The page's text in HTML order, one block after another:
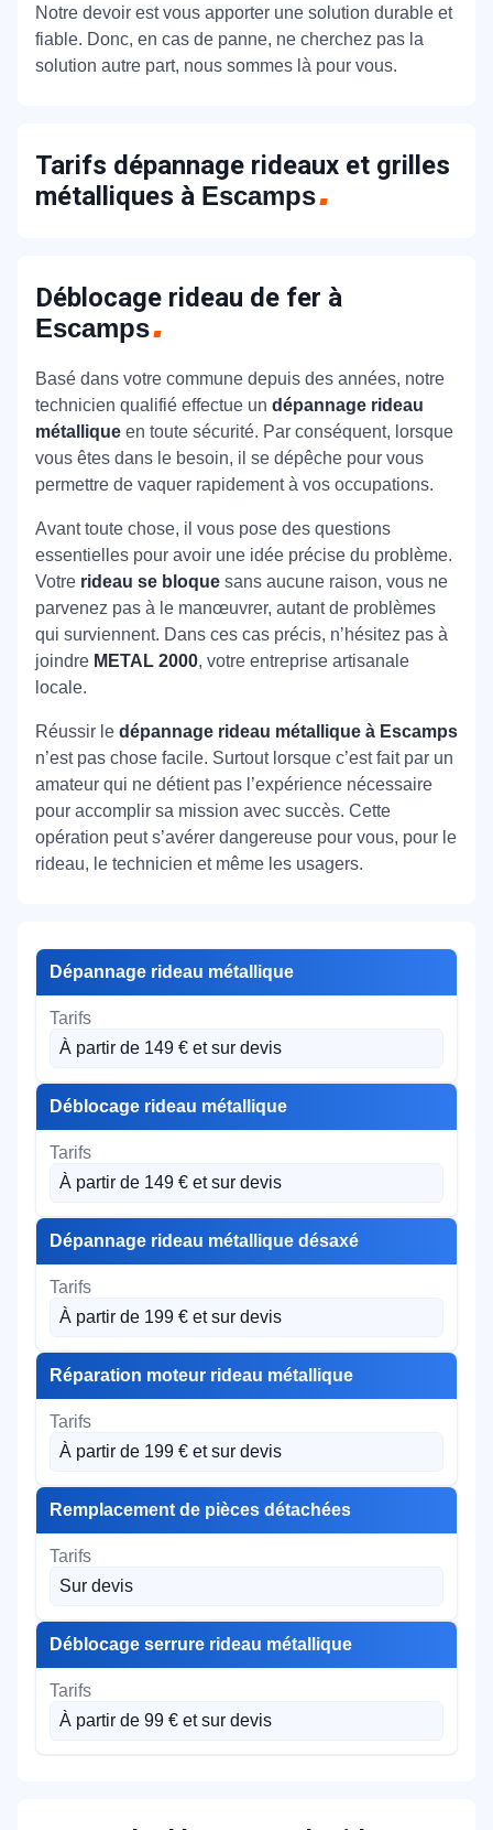
Notre devoir est vous apporter une solution durable et
fiable. Donc, en cas de panne, ne cherchez pas la
solution autre part, nous sommes là pour vous.
Tarifs dépannage rideaux et grilles
métalliques à Escamps
Déblocage rideau de fer à
Escamps
Basé dans votre commune depuis des années, notre
technicien qualifié effectue un dépannage rideau
métallique en toute sécurité. Par conséquent, lorsque
vous êtes dans le besoin, il se dépêche pour vous
permettre de vaquer rapidement à vos occupations.
Avant toute chose, il vous pose des questions
essentielles pour avoir une idée précise du problème.
Votre rideau se bloque sans aucune raison, vous ne
parvenez pas à le manœuvrer, autant de problèmes
qui surviennent. Dans ces cas précis, n’hésitez pas à
joindre METAL 2000, votre entreprise artisanale
locale.
Réussir le dépannage rideau métallique à Escamps
n’est pas chose facile. Surtout lorsque c’est fait par un
amateur qui ne détient pas l’expérience nécessaire
pour accomplir sa mission avec succès. Cette
opération peut s’avérer dangereuse pour vous, pour le
rideau, le technicien et même les usagers.
Dépannage rideau métallique
À partir de 149 € et sur devis
Déblocage rideau métallique
À partir de 149 € et sur devis
Dépannage rideau métallique désaxé
À partir de 199 € et sur devis
Réparation moteur rideau métallique
À partir de 199 € et sur devis
Remplacement de pièces détachées
Sur devis
Déblocage serrure rideau métallique
À partir de 99 € et sur devis